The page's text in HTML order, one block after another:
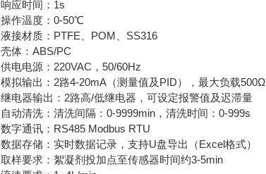
响应时间： 1s
操作温度： 0-50℃
液接材质：PTFE、POM、SS316
壳体：ABS/PC
供电电源： 220VAC，50/60Hz
模拟输出： 2路4-20mA（测量值及PID），最大负载500Ω
继电器输出：2路高/低继电器，可设定报警值及迟滞量
自动清洗：清洗间隔：0-9999min，清洗时间：0-999s
数字通讯： RS485 Modbus RTU
数据存储：实时数据记录，支持U盘导出（Excel格式）
取样要求：絮凝剂投加点至传感器时间约3-5min